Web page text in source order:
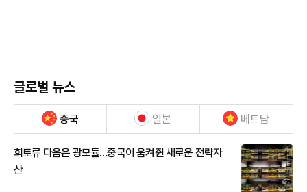
글로벌 뉴스
중국 일본 베트남
희토류 다음은 광모듈…중국이 움켜쥔 새로운 전략자
산